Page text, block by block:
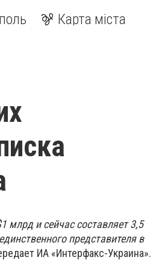
Карта міста
млрд и сейчас составляет 3,5
представителя в
ИА «Интерфакс-Украина».